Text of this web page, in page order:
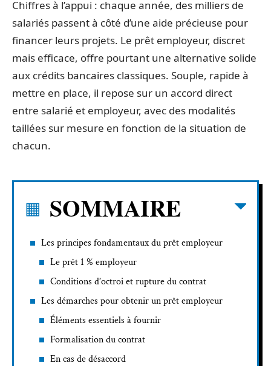
Chiffres à l’appui : chaque année, des milliers de
salariés passent à côté d’une aide précieuse pour
financer leurs projets. Le prêt employeur, discret
mais efficace, offre pourtant une alternative solide
aux crédits bancaires classiques. Souple, rapide à
mettre en place, il repose sur un accord direct
entre salarié et employeur, avec des modalités
taillées sur mesure en fonction de la situation de
chacun.
SOMMAIRE
Les principes fondamentaux du prêt employeur
Le prêt 1 % employeur
Conditions d’octroi et rupture du contrat
Les démarches pour obtenir un prêt employeur
Éléments essentiels à fournir
Formalisation du contrat
En cas de désaccord